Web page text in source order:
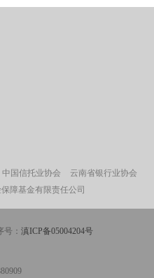
中国信托业协会
云南省银行业协会
障基金有限责任公司
： 滇ICP备05004204号